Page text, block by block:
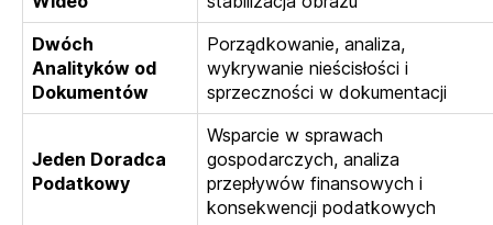
Dwóch
Analityków od
Dokumentów
Porządkowanie, analiza,
wykrywanie nieścisłości i
sprzeczności w dokumentacji
Jeden Doradca
Podatkowy
Wsparcie w sprawach
gospodarczych, analiza
przepływów finansowych i
konsekwencji podatkowych